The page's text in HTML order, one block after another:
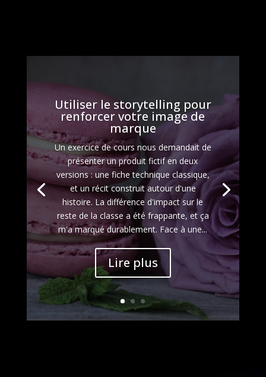
Utiliser le storytelling pour
renforcer votre image de
marque
Un exercice de cours nous demandait de
présenter un produit fictif en deux
versions : une fiche technique classique,
et un récit construit autour d'une
histoire. La différence d'impact sur le
reste de la classe a été frappante, et ça
m'a marqué durablement. Face à une...
Lire plus